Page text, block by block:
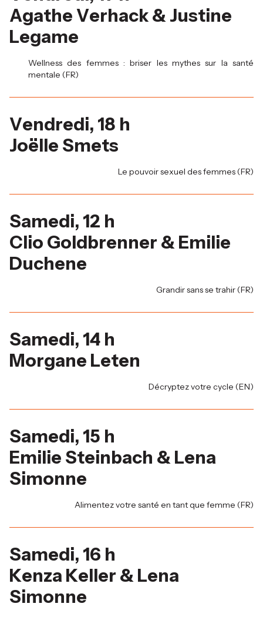
Agathe Verhack & Justine
Legame
Wellness des femmes : briser les mythes sur la santé
mentale (FR)
Vendredi, 18 h
Joëlle Smets
Le pouvoir sexuel des femmes (FR)
Samedi, 12 h
Clio Goldbrenner & Emilie
Duchene
Grandir sans se trahir (FR)
Samedi, 14 h
Morgane Leten
Décryptez votre cycle (EN)
Samedi, 15 h
Emilie Steinbach & Lena
Simonne
Alimentez votre santé en tant que femme (FR)
Samedi, 16 h
Kenza Keller & Lena
Simonne